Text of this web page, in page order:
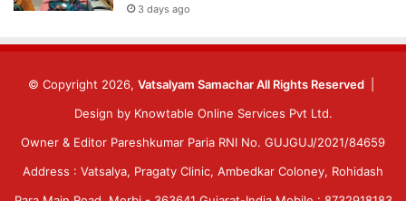
3 days ago
© Copyright 2026, Vatsalyam Samachar All Rights Reserved
Design by Knowtable Online Services Pvt Ltd.
Owner & Editor Pareshkumar Paria RNI No. GUJGUJ/2021/84659
Address : Vatsalya, Pragaty Clinic, Ambedkar Coloney, Rohidash